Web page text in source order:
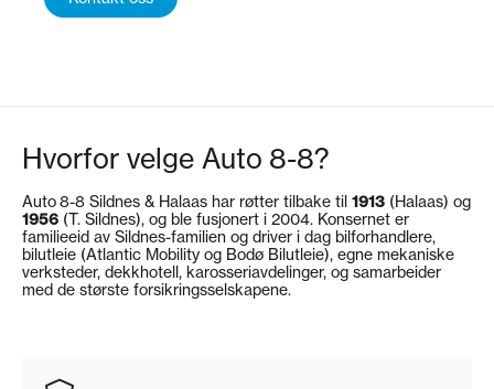
Hvorfor velge Auto 8-8?
Auto 8-8 Sildnes & Halaas har røtter tilbake til 1913 (Halaas) og
1956 (T. Sildnes), og ble fusjonert i 2004. Konsernet er
familieeid av Sildnes-familien og driver i dag bilforhandlere,
bilutleie (Atlantic Mobility og Bodø Bilutleie), egne mekaniske
verksteder, dekkhotell, karosseriavdelinger, og samarbeider
med de største forsikringsselskapene.